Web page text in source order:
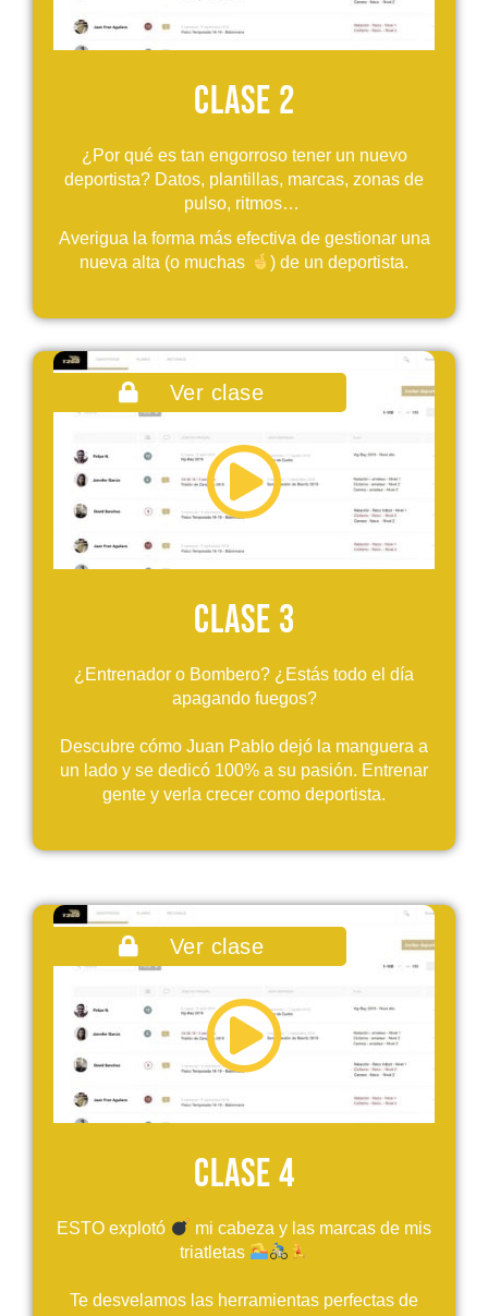
Clase 2
¿Por qué es tan engorroso tener un nuevo
deportista? Datos, plantillas, marcas, zonas de
pulso, ritmos…
Averigua la forma más efectiva de gestionar una
nueva alta (o muchas
​) de un deportista.
Clase 3
¿Entrenador o Bombero? ¿Estás todo el día
apagando fuegos?
Descubre cómo Juan Pablo dejó la manguera a
un lado y se dedicó 100% a su pasión. Entrenar
gente y verla crecer como deportista.
Ver clase
Clase 4
ESTO explotó ​
​ mi cabeza y las marcas de mis
triatletas ​
Te desvelamos las herramientas perfectas de
Ver clase